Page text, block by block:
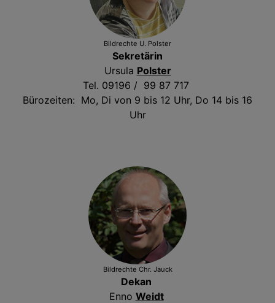
Bildrechte U. Polster
Sekretärin
Ursula Polster
Tel. 09196 / 99 87 717
Bürozeiten: Mo, Di von 9 bis 12 Uhr, Do 14 bis 16
Uhr
Bildrechte Chr. Jauck
Dekan
Enno Weidt